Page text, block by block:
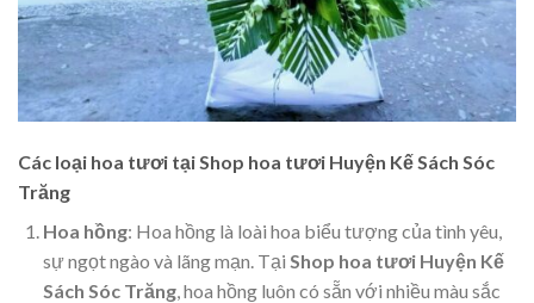
Các loại hoa tươi tại Shop hoa tươi Huyện Kế Sách Sóc
Trăng
Hoa hồng: Hoa hồng là loài hoa biểu tượng của tình yêu,
sự ngọt ngào và lãng mạn. Tại Shop hoa tươi Huyện Kế
Sách Sóc Trăng, hoa hồng luôn có sẵn với nhiều màu sắc